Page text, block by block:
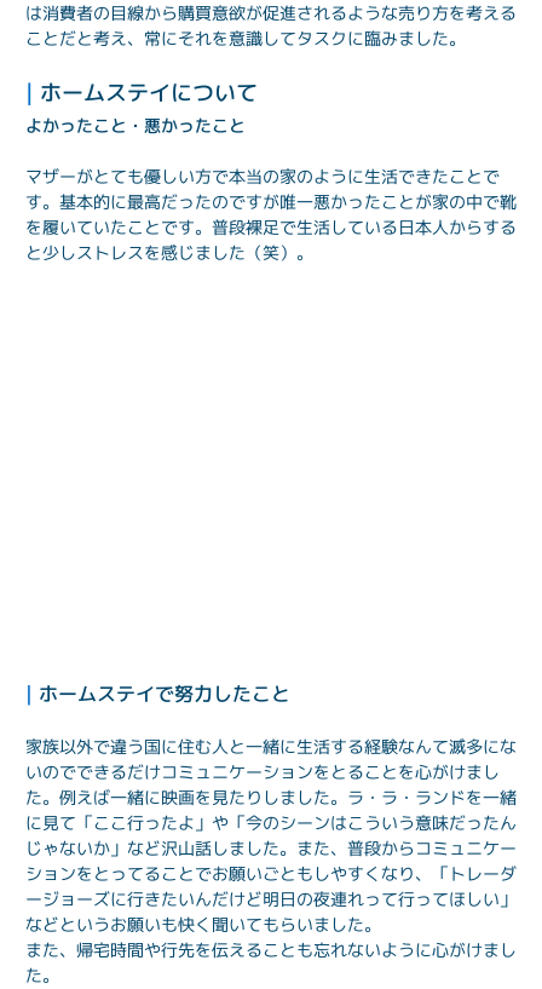
は消費者の目線から購買意欲が促進されるような売り方を考える
ことだと考え、常にそれを意識してタスクに臨みました。
| ホームステイについて
よかったこと・悪かったこと
マザーがとても優しい方で本当の家のように生活できたことで
す。基本的に最高だったのですが唯一悪かったことが家の中で靴
を履いていたことです。普段裸足で生活している日本人からする
と少しストレスを感じました（笑）。
| ホームステイで努力したこと
家族以外で違う国に住む人と一緒に生活する経験なんて滅多にな
いのでできるだけコミュニケーションをとることを心がけまし
た。例えば一緒に映画を見たりしました。ラ・ラ・ランドを一緒
に見て「ここ行ったよ」や「今のシーンはこういう意味だったん
じゃないか」など沢山話しました。また、普段からコミュニケー
ションをとってることでお願いごともしやすくなり、「トレーダ
ージョーズに行きたいんだけど明日の夜連れって行ってほしい」
などというお願いも快く聞いてもらいました。
また、帰宅時間や行先を伝えることも忘れないように心がけまし
た。